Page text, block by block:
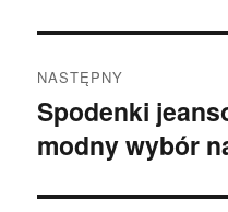
NASTĘPNY
Następny
wpis:
Spodenki
modny wybór